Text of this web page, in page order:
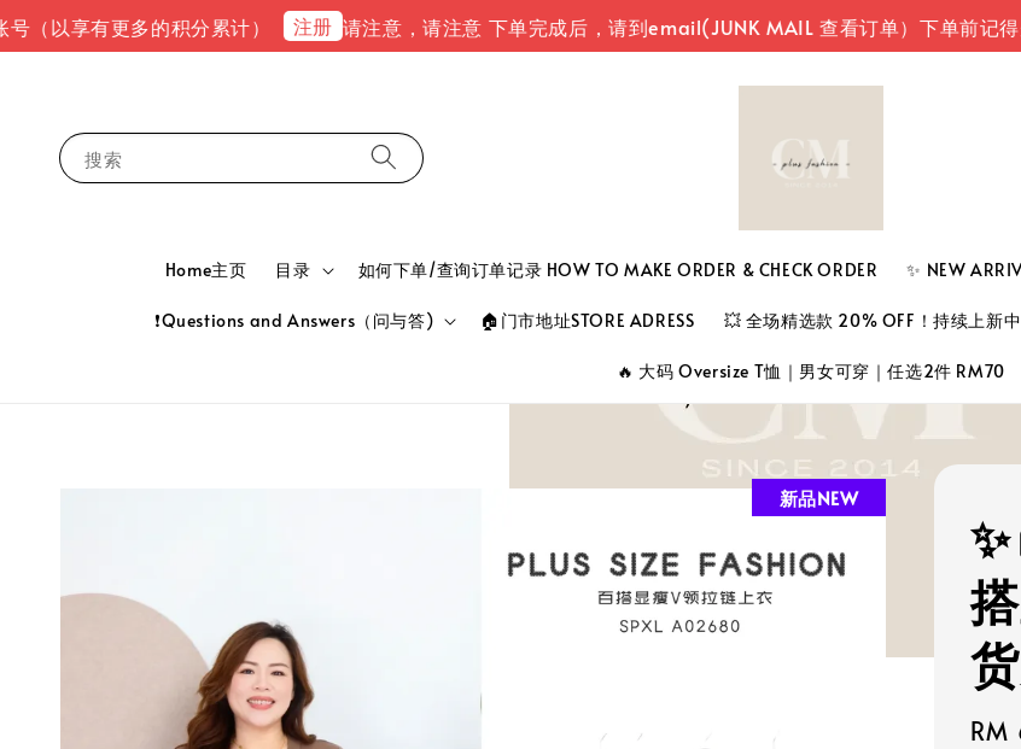
有更多的积分累计） 注册 请注意，请注意 下单完成后，请到email(JUNK MAIL 查看订单）下单前记得先注册
搜索
Home主页 目录 如何下单/查询订单记录 HOW TO MAKE ORDER & CHECK ORDER ✨ NEW
❗Questions and Answers（问与答) 🏠门市地址STORE ADRESS 💥 全场精选款 20% OFF！持续上新中
🔥 大码 Oversize T恤｜男女可穿｜任选2件 RM70
新品NEW
RM